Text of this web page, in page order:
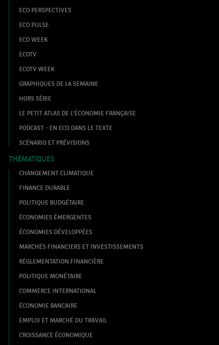
ECO PERSPECTIVES
ECO PULSE
ECO WEEK
ECOTV
ECOTV WEEK
GRAPHIQUES DE LA SEMAINE
HORS SÉRIE
LE PETIT ATLAS DE L’ÉCONOMIE FRANÇAISE
PODCAST - EN ECO DANS LE TEXTE
SCÉNARIO ET PRÉVISIONS
THÉMATIQUES
CHANGEMENT CLIMATIQUE
FINANCE DURABLE
POLITIQUE BUDGÉTAIRE
ÉCONOMIES ÉMERGENTES
ÉCONOMIES DÉVELOPPÉES
MARCHÉS FINANCIERS ET INVESTISSEMENTS
RÉGLEMENTATION FINANCIÈRE
POLITIQUE MONÉTAIRE
COMMERCE INTERNATIONAL
ÉCONOMIE BANCAIRE
EMPLOI ET MARCHÉ DU TRAVAIL
CROISSANCE ÉCONOMIQUE